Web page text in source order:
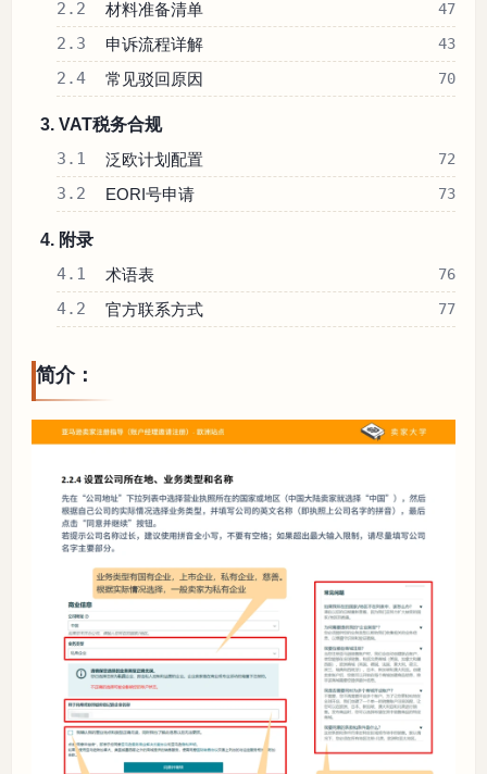
2.2 材料准备清单 47
2.3 申诉流程详解 43
2.4 常见驳回原因 70
3. VAT税务合规
3.1 泛欧计划配置 72
3.2 EORI号申请 73
4. 附录
4.1 术语表 76
4.2 官方联系方式 77
简介：